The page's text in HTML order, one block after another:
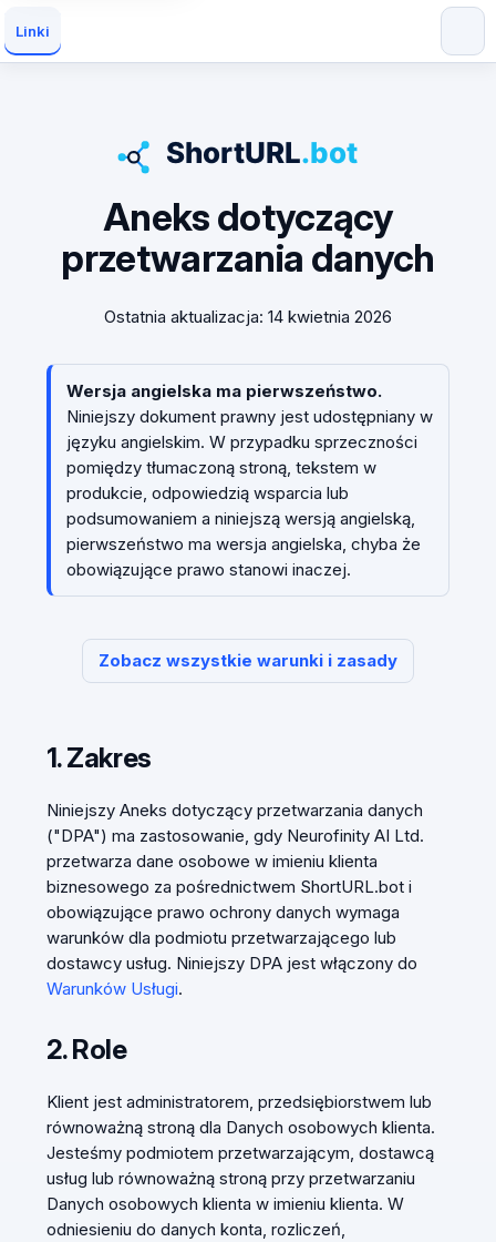
Linki
Aneks dotyczący
przetwarzania danych
Ostatnia aktualizacja: 14 kwietnia 2026
Wersja angielska ma pierwszeństwo.
Niniejszy dokument prawny jest udostępniany w
języku angielskim. W przypadku sprzeczności
pomiędzy tłumaczoną stroną, tekstem w
produkcie, odpowiedzią wsparcia lub
podsumowaniem a niniejszą wersją angielską,
pierwszeństwo ma wersja angielska, chyba że
obowiązujące prawo stanowi inaczej.
Zobacz wszystkie warunki i zasady
1. Zakres
Niniejszy Aneks dotyczący przetwarzania danych
("DPA") ma zastosowanie, gdy Neurofinity AI Ltd.
przetwarza dane osobowe w imieniu klienta
biznesowego za pośrednictwem ShortURL.bot i
obowiązujące prawo ochrony danych wymaga
warunków dla podmiotu przetwarzającego lub
dostawcy usług. Niniejszy DPA jest włączony do
Warunków Usługi.
2. Role
Klient jest administratorem, przedsiębiorstwem lub
równoważną stroną dla Danych osobowych klienta.
Jesteśmy podmiotem przetwarzającym, dostawcą
usług lub równoważną stroną przy przetwarzaniu
Danych osobowych klienta w imieniu klienta. W
odniesieniu do danych konta, rozliczeń,